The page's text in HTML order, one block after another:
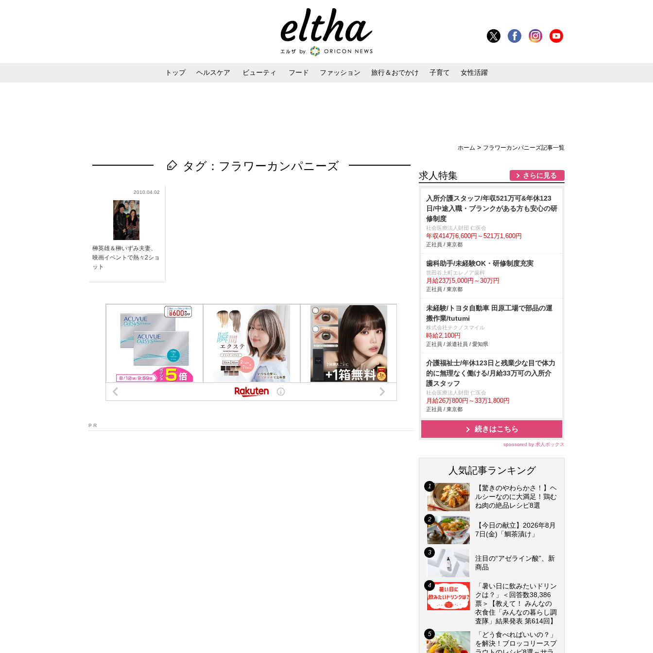
トップ ヘルスケア ビューティ フード ファッション 旅行＆おでかけ 子育て 女性活躍
ホーム > フラワーカンパニーズ記事一覧
タグ：フラワーカンパニーズ
2010.04.02
榊英雄＆榊いずみ夫妻、
映画イベントで熱々2ショ
ット
P R
求人特集 さらに見る
入所介護スタッフ/年収521万可&年休123
日/中途入職・ブランクがある方も安心の研
修制度
社会医療法人財団 仁医会
年収414万6,600円～521万1,600円
正社員 / 東京都
歯科助手/未経験OK・研修制度充実
世田谷上町エレノア歯科
月給23万5,000円～30万円
正社員 / 東京都
未経験/トヨタ自動車 田原工場で部品の運
搬作業/tutumi
株式会社テクノスマイル
時給2,100円
正社員 / 派遣社員 / 愛知県
介護福祉士/年休123日と残業少な目で体力
的に無理なく働ける/月給33万可の入所介
護スタッフ
社会医療法人財団 仁医会
月給26万800円～33万1,800円
正社員 / 東京都
続きはこちら
sponsored by 求人ボックス
人気記事ランキング
【驚きのやわらかさ！】ヘ
ルシーなのに大満足！鶏む
ね肉の絶品レシピ8選
【今日の献立】2026年8月
7日(金)「鯛茶漬け」
注目の“アゼライン酸”、新
商品
「暑い日に飲みたいドリン
クは？」＜回答数38,386
票＞【教えて！ みんなの
衣食住「みんなの暮らし調
査隊」結果発表 第614回】
「どう食べればいいの？」
を解決！ブロッコリースプ